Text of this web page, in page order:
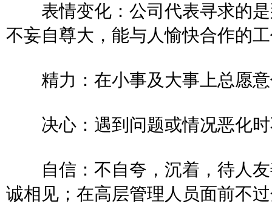
表情变化：公司代表寻求的是
不妄自尊大，能与人愉快合作
精力：在小事及大事上总愿
决心：遇到问题或情况恶
自信：不自夸，沉着，待人友
诚相见；在高层管理人员面前